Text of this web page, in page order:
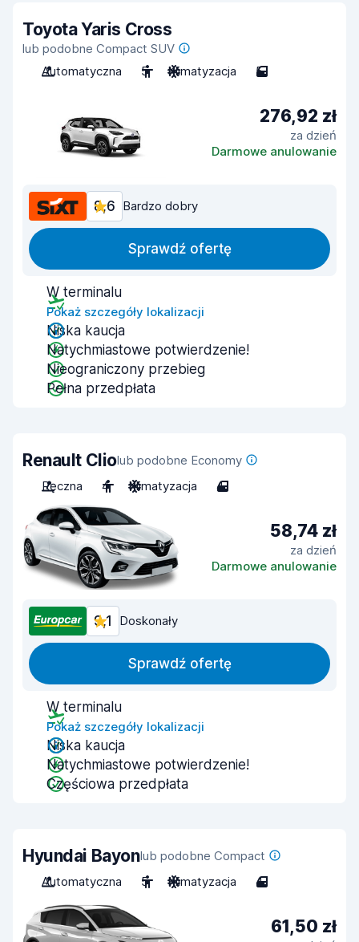
Toyota Yaris Cross
lub podobne Compact SUV
Automatyczna
5 Klimatyzacja 5
276,92 zł
za dzień
Darmowe anulowanie
8,6 Bardzo dobry
Sprawdź ofertę
W terminalu
Pokaż szczegóły lokalizacji
Niska kaucja
Natychmiastowe potwierdzenie!
Nieograniczony przebieg
Pełna przedpłata
Renault Cliolub podobne Economy
Ręczna
4 Klimatyzacja 4
58,74 zł
za dzień
Darmowe anulowanie
9,1 Doskonały
Sprawdź ofertę
W terminalu
Pokaż szczegóły lokalizacji
Niska kaucja
Natychmiastowe potwierdzenie!
Częściowa przedpłata
Hyundai Bayonlub podobne Compact
Automatyczna
5 Klimatyzacja 4
61,50 zł